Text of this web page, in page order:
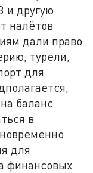
и другую
налётов
дали право
турели,
для
баланс
в
для
финансовых